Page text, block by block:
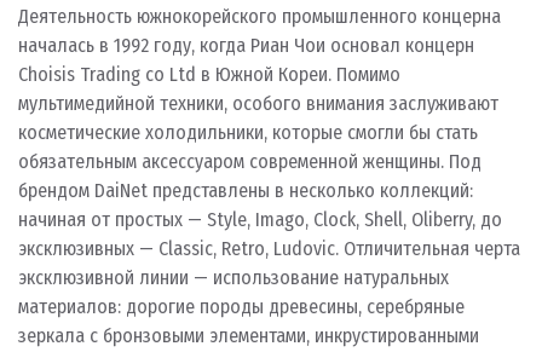
Деятельность южнокорейского промышленного концерна
началась в 1992 году, когда Риан Чои основал концерн
Choisis Trading co Ltd в Южной Кореи. Помимо
мультимедийной техники, особого внимания заслуживают
косметические холодильники, которые смогли бы стать
обязательным аксессуаром современной женщины. Под
брендом DaiNet представлены в несколько коллекций:
начиная от простых — Style, Imago, Clock, Shell, Oliberry, до
эксклюзивных — Classic, Retro, Ludovic. Отличительная черта
эксклюзивной линии — использование натуральных
материалов: дорогие породы древесины, серебряные
зеркала с бронзовыми элементами, инкрустированными